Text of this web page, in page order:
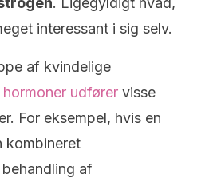
interessant i sig selv.
af kvindelige
hormoner udfører visse
For eksempel, hvis en
kombineret
af